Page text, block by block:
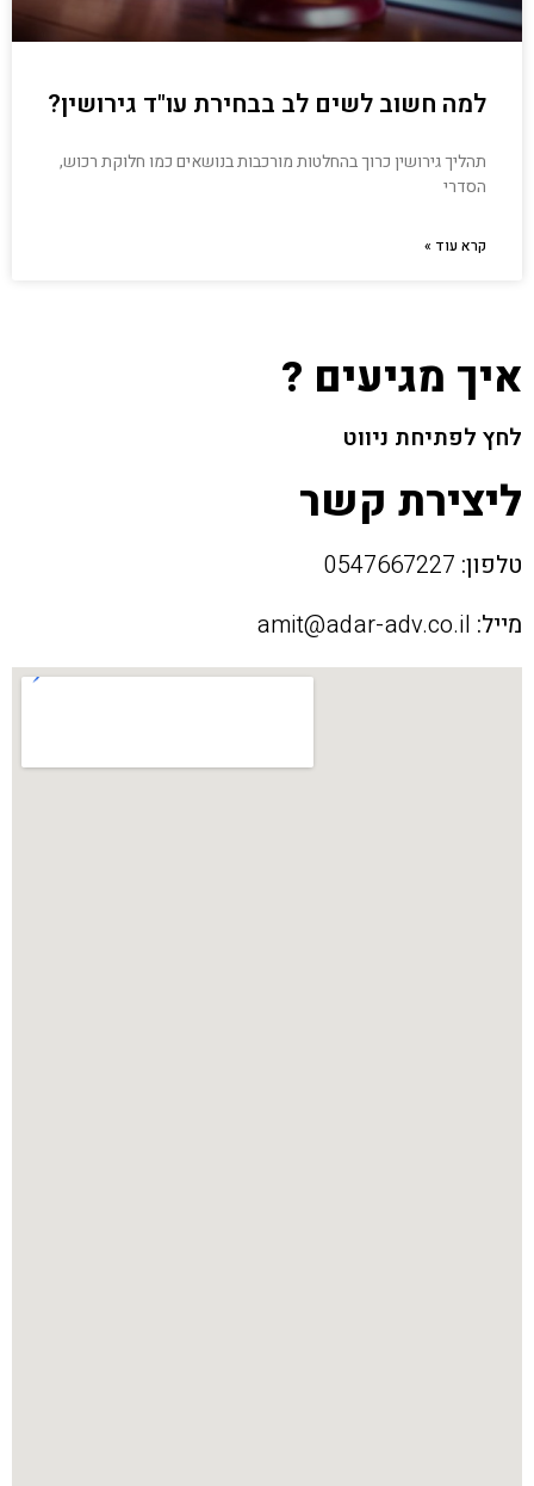
למה חשוב לשים לב בבחירת עו"ד גירושין?
תהליך גירושין כרוך בהחלטות מורכבות בנושאים כמו חלוקת רכוש,
הסדרי
קרא עוד »
איך מגיעים ?
לחץ לפתיחת ניווט
ליצירת קשר
טלפון:
מייל: amit@adar-adv.co.il